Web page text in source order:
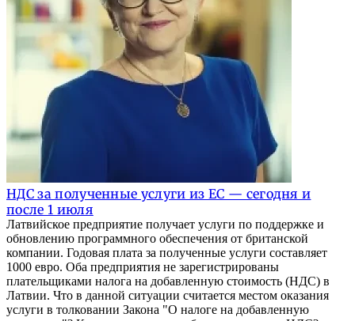
НДС за полученные услуги из ЕС — сегодня и
после 1 июля
Латвийское предприятие получает услуги по поддержке и
обновлению программного обеспечения от британской
компании. Годовая плата за полученные услуги составляет
1000 евро. Оба предприятия не зарегистрированы
плательщиками налога на добавленную стоимость (НДС) в
Латвии. Что в данной ситуации считается местом оказания
услуги в толковании Закона "О налоге на добавленную